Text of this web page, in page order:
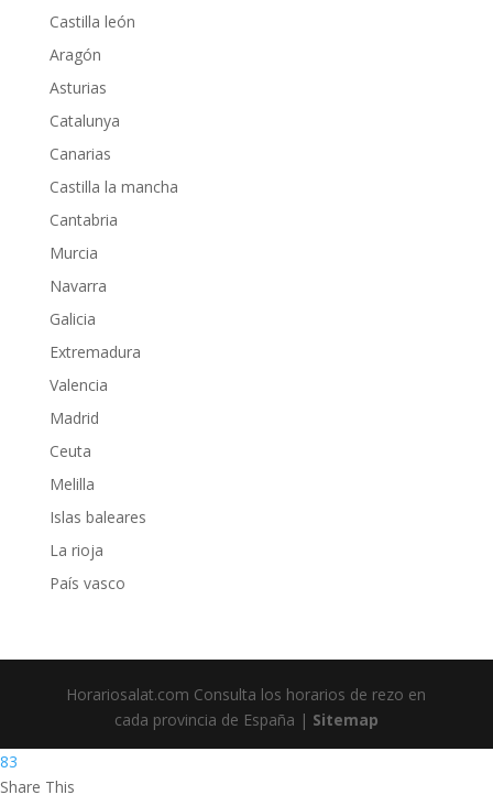
Castilla león
Aragón
Asturias
Catalunya
Canarias
Castilla la mancha
Cantabria
Murcia
Navarra
Galicia
Extremadura
Valencia
Madrid
Ceuta
Melilla
Islas baleares
La rioja
País vasco
Horariosalat.com Consulta los horarios de rezo en
cada provincia de España | Sitemap
83
Share This